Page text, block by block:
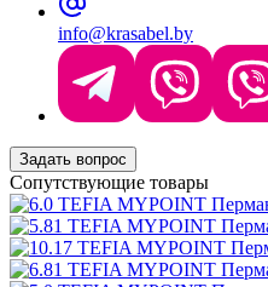
info@krasabel.by
Задать вопрос
Сопутствующие товары